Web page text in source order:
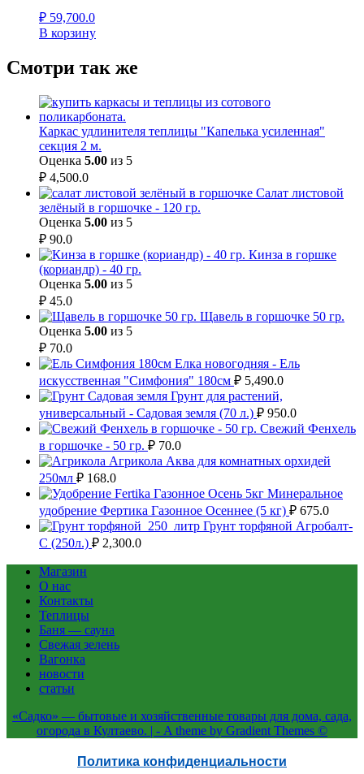
₽ 59,700.0
В корзину
Смотри так же
Каркас удлинителя теплицы "Капелька усиленная"
секция 2 м.
Оценка 5.00 из 5
₽ 4,500.0
Салат листовой
зелёный в горшочке - 120 гр.
Оценка 5.00 из 5
₽ 90.0
Кинза в горшке
(кориандр) - 40 гр.
Оценка 5.00 из 5
₽ 45.0
Щавель в горшочке 50 гр.
Оценка 5.00 из 5
₽ 70.0
Елка новогодняя - Ель
искусственная "Симфония" 180см ₽ 5,490.0
Грунт для растений,
универсальный - Садовая земля (70 л.) ₽ 950.0
Свежий Фенхель
в горшочке - 50 гр. ₽ 70.0
Агрикола Аква для комнатных орхидей
250мл ₽ 168.0
Минеральное
удобрение Фертика Газонное Осеннее (5 кг) ₽ 675.0
Грунт торфяной Агробалт-
С (250л.) ₽ 2,300.0
Магазин
О нас
Контакты
Теплицы
Баня — сауна
Свежая зелень
Вагонка
новости
статьи
«Садко» — бытовые и хозяйственные товары для дома, сада,
огорода в Култаево. | - A theme by Gradient Themes ©
Политика конфиденциальности